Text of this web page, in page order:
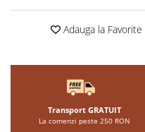
Adauga la Favorite
Transport GRATUIT
La comenzi peste 250 RON